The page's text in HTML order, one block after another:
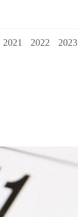
2021 2022 2023